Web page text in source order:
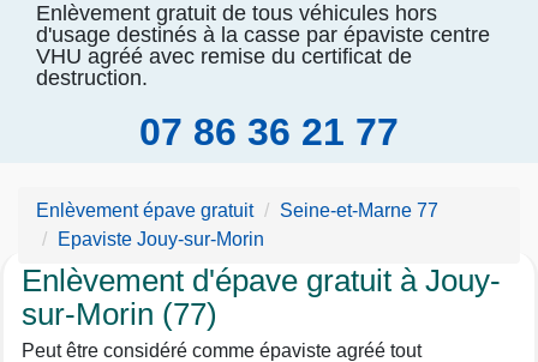
Enlèvement gratuit de tous véhicules hors
d'usage destinés à la casse par épaviste centre
VHU agréé avec remise du certificat de
destruction.
07 86 36 21 77
Enlèvement épave gratuit
Seine-et-Marne 77
Epaviste Jouy-sur-Morin
Enlèvement d'épave gratuit à Jouy-
sur-Morin (77)
Peut être considéré comme épaviste agréé tout